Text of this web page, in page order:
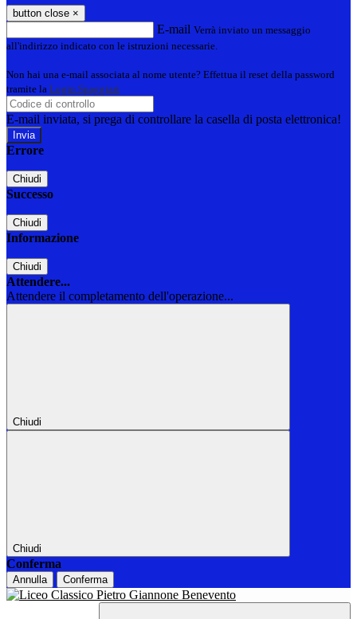
button close ×
E-mail Verrà inviato un messaggio
all'indirizzo indicato con le istruzioni necessarie.
Non hai una e-mail associata al nome utente? Effettua il reset della password
tramite la Login Spaggiari
E-mail inviata, si prega di controllare la casella di posta elettronica!
Errore
Chiudi
Successo
Chiudi
Informazione
Chiudi
Attendere...
Attendere il completamento dell'operazione...
Chiudi
Chiudi
Conferma
Annulla Conferma